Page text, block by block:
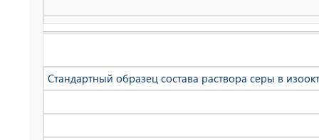
Стандартный образец состава раствора серы в